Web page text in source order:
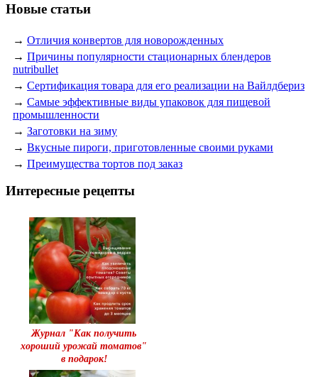
Новые статьи
→ Отличия конвертов для новорожденных
→ Причины популярности стационарных блендеров
nutribullet
→ Сертификация товара для его реализации на Вайлдбериз
→ Самые эффективные виды упаковок для пищевой
промышленности
→ Заготовки на зиму
→ Вкусные пироги, приготовленные своими руками
→ Преимущества тортов под заказ
Интересные рецепты
Журнал "Как получить
хороший урожай томатов"
в подарок!